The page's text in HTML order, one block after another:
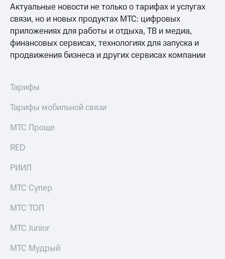
Программа
приобретения
Порядок
выкупа
акций
Дивиденды
Еврооблигации-2023
о
Реквизиты
Контакты
развитие
этика
На главную
Актуальные новости не только о тарифах и услугах
связи, но и новых продуктах МТС: цифровых
приложениях для работы и отдыха, ТВ и медиа,
финансовых сервисах, технологиях для запуска и
продвижения бизнеса и других сервисах компании
Тарифы
Тарифы мобильной связи
МТС Проще
RED
РИИЛ
МТС Супер
МТС ТОП
МТС Junior
МТС Мудрый